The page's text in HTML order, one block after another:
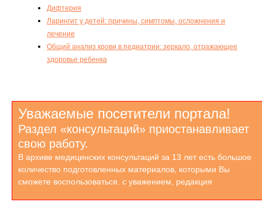
Дифтерия
Ларингит у детей: причины, симптомы, осложнения и
лечение
Общий анализ крови в педиатрии: зеркало, отражающее
здоровье ребенка
Уважаемые посетители портала!
Раздел «консультаций» приостанавливает
свою работу.
В архиве медицинских консультаций за 13 лет есть большое
количество подготовленных материалов, которыми Вы
сможете воспользоваться. с уважением, редакция